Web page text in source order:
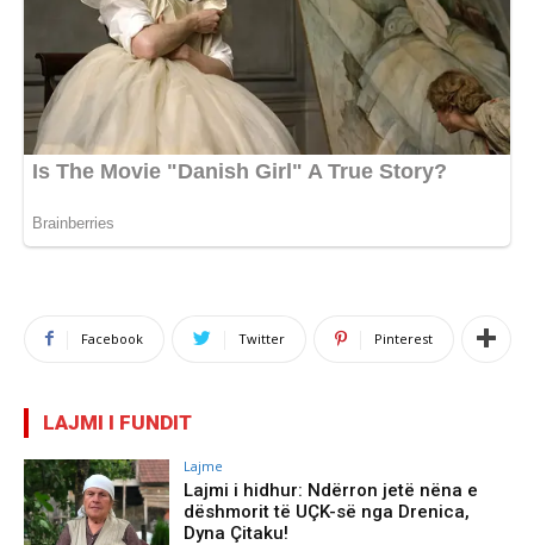
Facebook Twitter Pinterest
LAJMI I FUNDIT
Lajme
Lajmi i hidhur: Ndërron jetë nëna e
dëshmorit të UÇK-së nga Drenica,
Dyna Çitaku!